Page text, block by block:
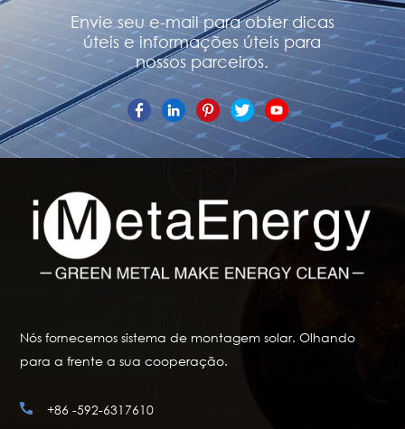
Envie seu e-mail para obter dicas
úteis e informações úteis para
nossos parceiros.
Nós fornecemos sistema de montagem solar. Olhando
para a frente a sua cooperação.
+86 -592-6317610